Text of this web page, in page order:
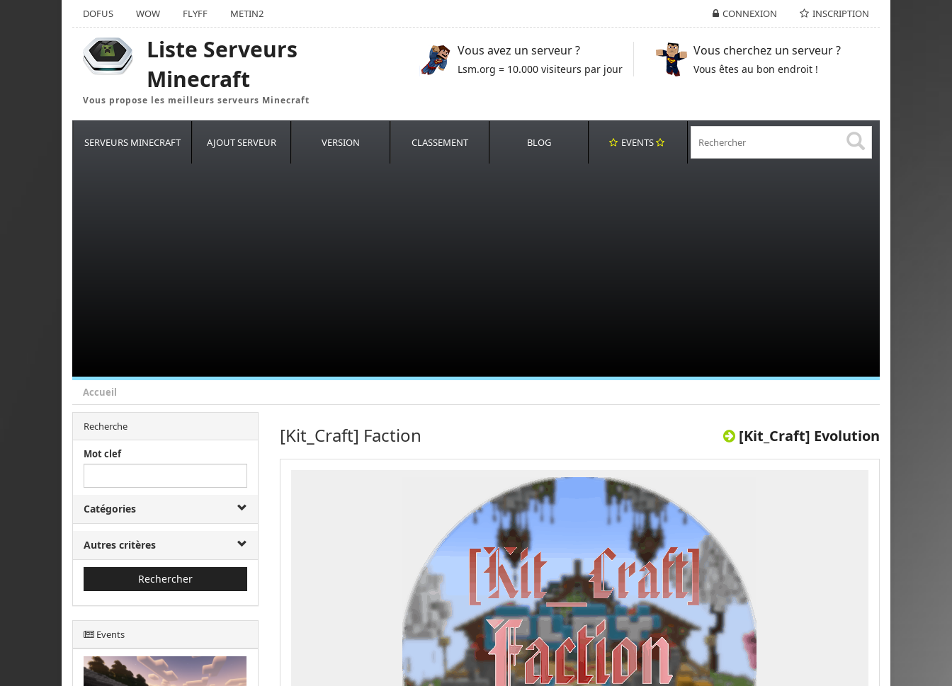
CONNEXION INSCRIPTION
DOFUS WOW FLYFF METIN2
Liste Serveurs
Minecraft
Vous propose les meilleurs serveurs Minecraft
Vous avez un serveur ?
Lsm.org = 10.000 visiteurs par jour
Vous cherchez un serveur ?
Vous êtes au bon endroit !
SERVEURS MINECRAFT AJOUT SERVEUR VERSION CLASSEMENT BLOG EVENTS
Accueil
Recherche
Mot clef
Catégories
Autres critères
Rechercher
Events
[Kit_Craft] Evolution
[Kit_Craft] Faction